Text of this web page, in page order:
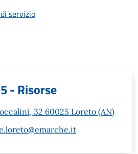
servizio
- Risorse
32 60025 Loreto (AN)